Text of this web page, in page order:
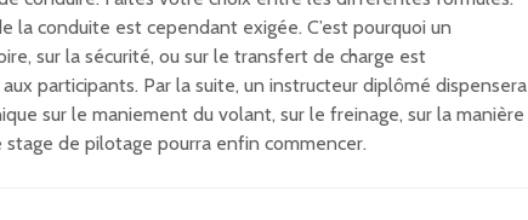
la conduite est cependant exigée. C’est pourquoi un
sur la sécurité, ou sur le transfert de charge est
participants. Par la suite, un instructeur diplômé dispensera
sur le maniement du volant, sur le freinage, sur la manière
stage de pilotage pourra enfin commencer.